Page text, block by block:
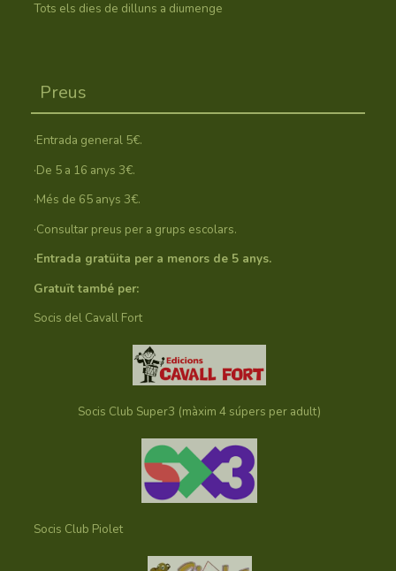
Tots els dies de dilluns a diumenge
Preus
·Entrada general 5€.
·De 5 a 16 anys 3€.
·Més de 65 anys 3€.
·Consultar preus per a grups escolars.
·Entrada gratüita per a menors de 5 anys.
Gratuït també per:
Socis del Cavall Fort
Socis Club Super3 (màxim 4 súpers per adult)
Socis Club Piolet